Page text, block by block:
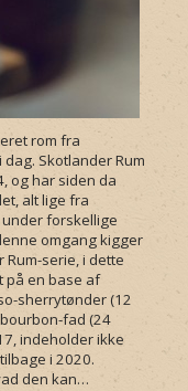
rom fra
Skotlander Rum
og har siden da
alt lige fra
forskellige
omgang kigger
serie, i dette
på en base af
sherrytønder (12
fad (24
indeholder ikke
i 2020.
den kan…